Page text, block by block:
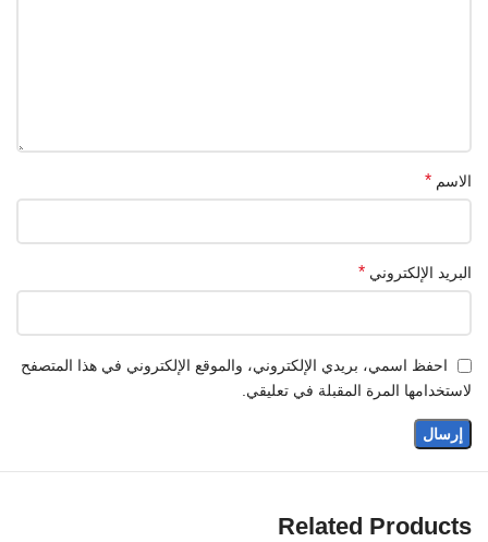
الاسم*
البريد الإلكتروني*
احفظ اسمي، بريدي الإلكتروني، والموقع الإلكتروني في هذا المتصفح
لاستخدامها المرة المقبلة في تعليقي.
Related Products